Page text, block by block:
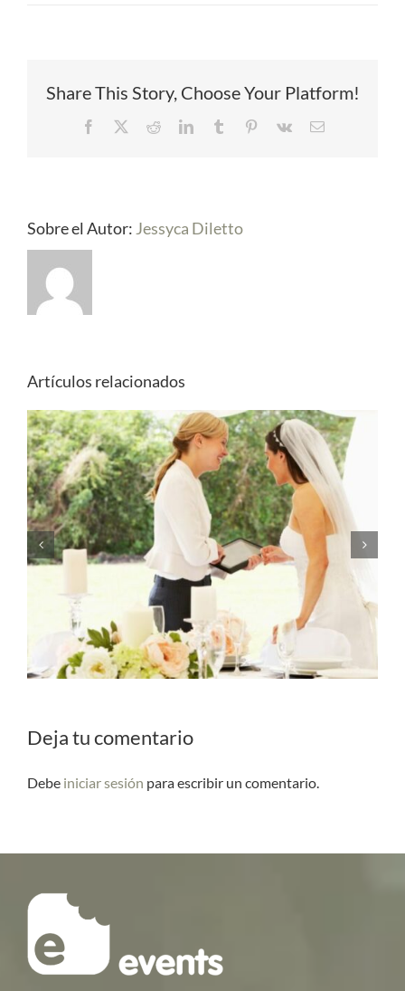
Share This Story, Choose Your Platform!
Facebook RedditLinkedInTumblr Pinterest
Vk
Correo
Sobre el Autor: Jessyca Diletto
Artículos relacionados
Ideas de photocall para bodas: 50
propuestas para recrear
Deja tu comentario
Debe iniciar sesión para escribir un comentario.